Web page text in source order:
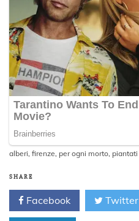
alberi, firenze, per ogni morto, piantati
SHARE
Facebook Twitter